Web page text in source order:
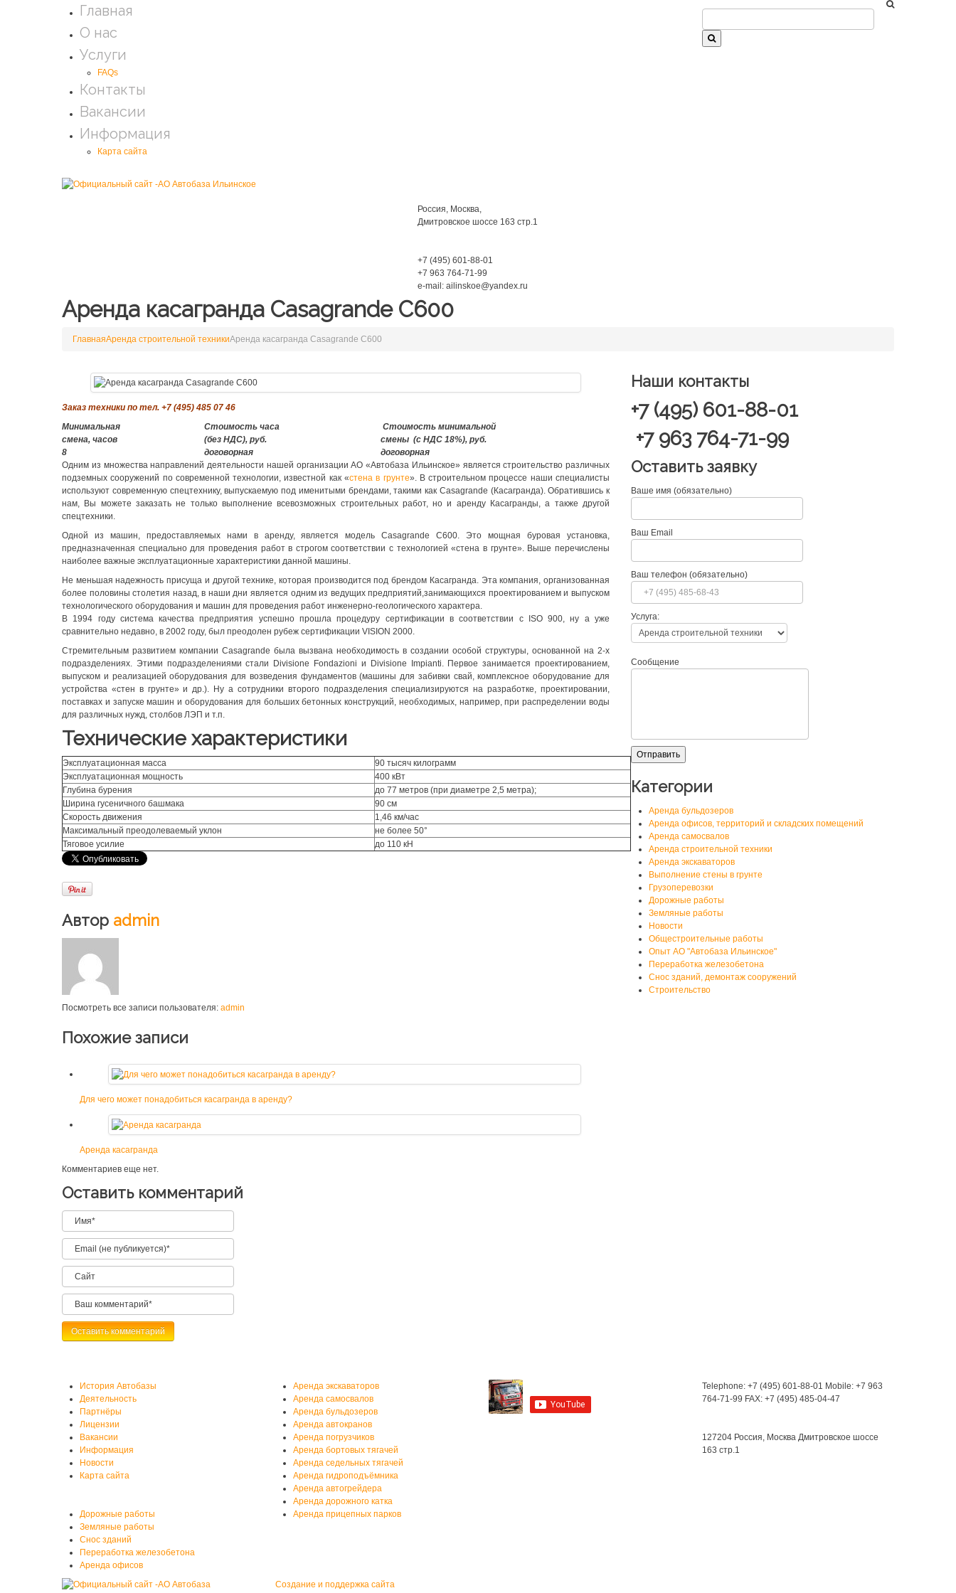
Главная
О нас
Услуги
FAQs
Контакты
Вакансии
Информация
Карта сайта
Россия, Москва,
Дмитровское шоссе 163 стр.1
+7 (495) 601-88-01
+7 963 764-71-99
e-mail: ailinskoe@yandex.ru
Аренда касагранда Casagrande C600
ГлавнаяАренда строительной техникиАренда касагранда Casagrande C600
Заказ техники по тел. +7 (495) 485 07 46
Минимальная
смена, часов
Стоимость часа
(без НДС), руб.
Стоимость минимальной
смены (с НДС 18%), руб.
8
договорная
договорная
Одним из множества направлений деятельности нашей организации АО «Автобаза Ильинское» является строительство различных
подземных сооружений по современной технологии, известной как «стена в грунте». В строительном процессе наши специалисты
используют современную спецтехнику, выпускаемую под именитыми брендами, такими как Casagrande (Касагранда). Обратившись к
нам, Вы можете заказать не только выполнение всевозможных строительных работ, но и аренду Касагранды, а также другой
спецтехники.
Одной из машин, предоставляемых нами в аренду, является модель Casagrande C600. Это мощная буровая установка,
предназначенная специально для проведения работ в строгом соответствии с технологией «стена в грунте». Выше перечислены
наиболее важные эксплуатационные характеристики данной машины.
Не меньшая надежность присуща и другой технике, которая производится под брендом Касагранда. Эта компания, организованная
более половины столетия назад, в наши дни является одним из ведущих предприятий,занимающихся проектированием и выпуском
технологического оборудования и машин для проведения работ инженерно-геологического характера.
В 1994 году система качества предприятия успешно прошла процедуру сертификации в соответствии с ISO 900, ну а уже
сравнительно недавно, в 2002 году, был преодолен рубеж сертификации VISION 2000.
Стремительным развитием компании Casagrande была вызвана необходимость в создании особой структуры, основанной на 2-х
подразделениях. Этими подразделениями стали Divisione Fondazioni и Divisione Impianti. Первое занимается проектированием,
выпуском и реализацией оборудования для возведения фундаментов (машины для забивки свай, комплексное оборудование для
устройства «стен в грунте» и др.). Ну а сотрудники второго подразделения специализируются на разработке, проектировании,
поставках и запуске машин и оборудования для больших бетонных конструкций, необходимых, например, при распределении воды
для различных нужд, столбов ЛЭП и т.п.
Технические характеристики
Эксплуатационная масса
90 тысяч килограмм
Эксплуатационная мощность
400 кВт
Глубина бурения
до 77 метров (при диаметре 2,5 метра);
Ширина гусеничного башмака
90 см
Скорость движения
1,46 км/час
Максимальный преодолеваемый уклон
не более 50°
Тяговое усилие
до 110 кН
Автор admin
Посмотреть все записи пользователя: admin
Похожие записи
Для чего может понадобиться касагранда в аренду?
Аренда касагранда
Комментариев еще нет.
Оставить комментарий
Наши контакты
+7 (495) 601-88-01
+7 963 764-71-99
Оставить заявку
Ваше имя (обязательно)
Ваш Email
Ваш телефон (обязательно)
Услуга:
Сообщение
Категории
Аренда бульдозеров
Аренда офисов, территорий и складских помещений
Аренда самосвалов
Аренда строительной техники
Аренда экскаваторов
Выполнение стены в грунте
Грузоперевозки
Дорожные работы
Земляные работы
Новости
Общестроительные работы
Опыт АО "Автобаза Ильинское"
Переработка железобетона
Снос зданий, демонтаж сооружений
Строительство
История Автобазы
Деятельность
Партнёры
Лицензии
Вакансии
Информация
Новости
Карта сайта
Дорожные работы
Земляные работы
Снос зданий
Переработка железобетона
Аренда офисов
Аренда экскаваторов
Аренда самосвалов
Аренда бульдозеров
Аренда автокранов
Аренда погрузчиков
Аренда бортовых тягачей
Аренда седельных тягачей
Аренда гидроподъёмника
Аренда автогрейдера
Аренда дорожного катка
Аренда прицепных парков
Telephone: +7 (495) 601-88-01 Mobile: +7 963
764-71-99 FAX: +7 (495) 485-04-47
127204 Россия, Москва Дмитровское шоссе
163 стр.1
Создание и поддержка сайта